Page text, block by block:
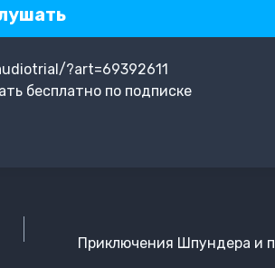
?art=69392611
бесплатно по подписке
Приключения Шпундера и